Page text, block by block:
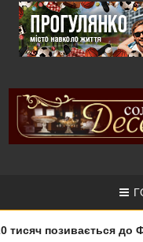
позивається до